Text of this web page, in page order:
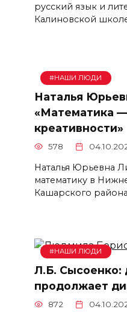
русский язык и
Калиновской
#НАШИ ЛЮДИ
Наталья
«Математика
креативности»
578
Наталья Юрьевна
математику в
Кашарского
#НАШИ ЛЮДИ
Л.Б. Сысоенко:
продолжает
872